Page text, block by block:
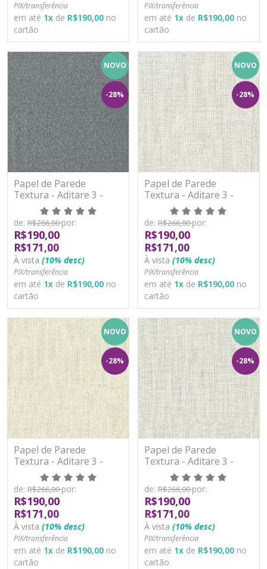
PIX/transferência
em até 1x de R$190,00 no
cartão
PIX/transferência
em até 1x de R$190,00 no
cartão
NOVO
-28%
Papel de Parede
Textura - Aditare 3 -
AD300309R - Vinílico
de: R$266,00por:
R$190,00
R$171,00
À vista (10% desc)
PIX/transferência
em até 1x de R$190,00 no
cartão
NOVO
-28%
Papel de Parede
Textura - Aditare 3 -
AD300401R - Vinílico
de: R$266,00por:
R$190,00
R$171,00
À vista (10% desc)
PIX/transferência
em até 1x de R$190,00 no
cartão
NOVO
-28%
Papel de Parede
Textura - Aditare 3 -
AD300402R - Vinílico
de: R$266,00por:
R$190,00
R$171,00
À vista (10% desc)
PIX/transferência
em até 1x de R$190,00 no
cartão
NOVO
-28%
Papel de Parede
Textura - Aditare 3 -
AD300403R - Vinílico
de: R$266,00por:
R$190,00
R$171,00
À vista (10% desc)
PIX/transferência
em até 1x de R$190,00 no
cartão